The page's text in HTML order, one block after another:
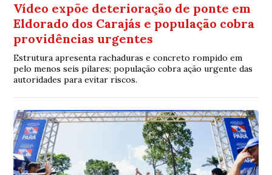
Vídeo expõe deterioração de ponte em
Eldorado dos Carajás e população cobra
providências urgentes
Estrutura apresenta rachaduras e concreto rompido em
pelo menos seis pilares; população cobra ação urgente das
autoridades para evitar riscos.